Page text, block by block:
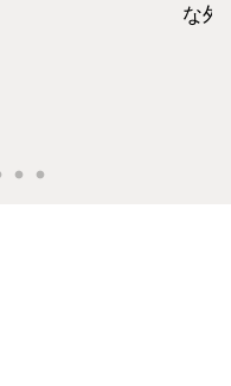
な外